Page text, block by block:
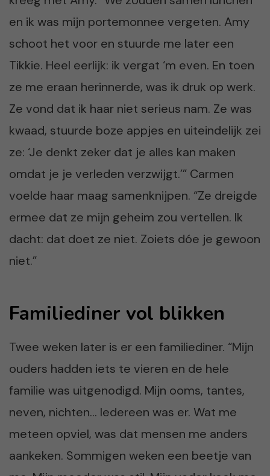
en ik was mijn portemonnee vergeten. Amy
schoot het voor en stuurde me later een
Tikkie. Heel eerlijk: ik vergat ‘m even. En toen
ze me eraan herinnerde, was ik druk op werk.
Ze vond dat ik haar niet serieus nam. Ze was
kwaad, stuurde boze appjes en uiteindelijk zei
ze: ‘Je denkt zeker dat je alles kan maken
omdat je je verleden verzwijgt.’” Carmen
voelde haar maag samenknijpen. “Ze dreigde
ermee dat ze mijn geheim zou vertellen. Ik
dacht: dat doet ze niet. Zoiets dóe je gewoon
niet.”
Familiediner vol blikken
Twee weken later is er een familiediner. “Mijn
ouders hadden iets te vieren en de hele
familie was uitgenodigd. Mijn ooms, tantes,
neven, nichten… Iedereen was er. Wat me
meteen opviel, was dat mensen me anders
aankeken. Sommigen weken een beetje van